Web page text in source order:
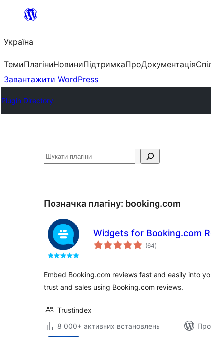
Перейти
вмісту
Україна
ТемиПлагіниНовиниПідтримкаПроДокументація
Завантажити WordPress
Plugin Directory
Пошук
Позначка плагіну: booking.com
Widgets for Booking.com
(64загальний
рейтинг
)
Embed Booking.com reviews fast and easily into
trust and sales using Booking.com reviews.
Trustindex
8 000+ активних встановлень